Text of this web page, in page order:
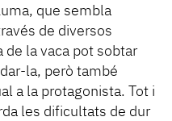
que sembla
de diversos
la vaca pot sobtar
la, però també
a la protagonista. Tot i
les dificultats de dur